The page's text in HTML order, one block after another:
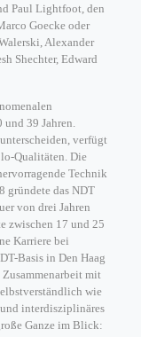
Paul Lightfoot, den
Goecke oder
Alexander
Shechter, Edward
und 39 Jahren.
verfügt
Qualitäten. Die
Technik
gründete das NDT
von drei Jahren
zwischen 17 und 25
Karriere bei
Basis in Den Haag
mit
wie
interdisziplinäres
Ganze im Blick: